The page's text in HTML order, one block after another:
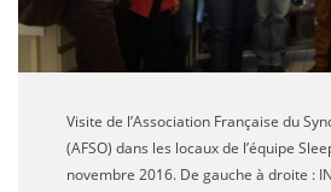
Visite de l’Association Française du
(AFSO) dans les locaux de l’équipe
novembre 2016. De gauche à droite :